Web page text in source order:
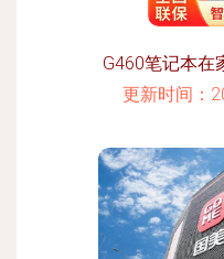
G460笔记本在
更新时间：